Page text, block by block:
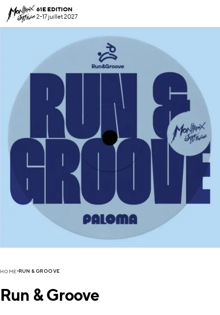
61E EDITION
2-17 juillet 2027
HOME RUN & GROOVE
Run & Groove